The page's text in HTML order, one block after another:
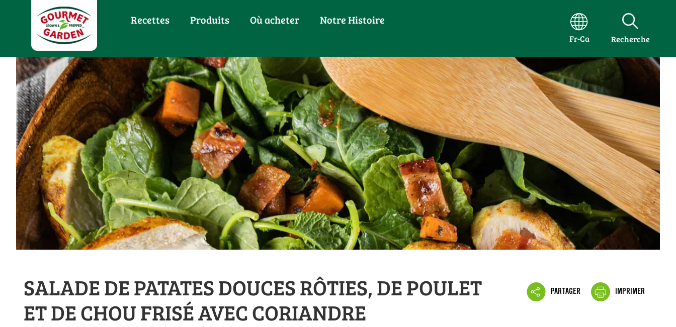
Recettes Produits Où acheter Notre Histoire
Fr-Ca Recherche
SALADE DE PATATES DOUCES RÔTIES, DE POULET
ET DE CHOU FRISÉ AVEC CORIANDRE
PARTAGER IMPRIMER